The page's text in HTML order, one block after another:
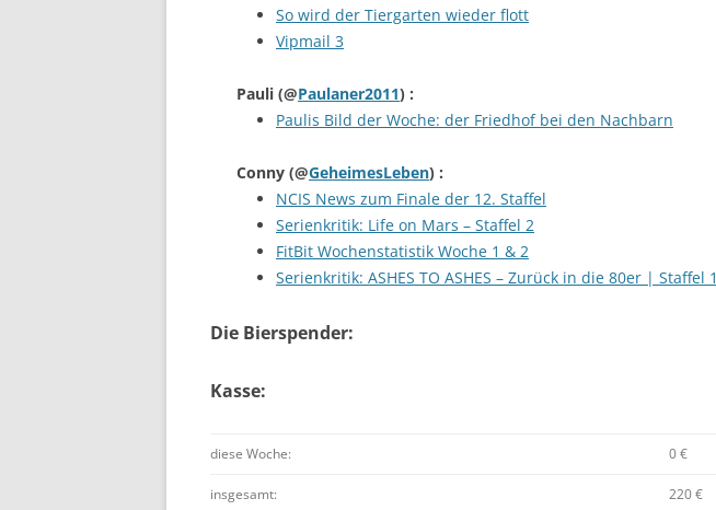
So wird der Tiergarten wieder flott
Vipmail 3
Pauli (@Paulaner2011) :
Paulis Bild der Woche: der Friedhof bei den Nachbarn
Conny (@GeheimesLeben) :
NCIS News zum Finale der 12. Staffel
Serienkritik: Life on Mars – Staffel 2
FitBit Wochenstatistik Woche 1 & 2
Serienkritik: ASHES TO ASHES – Zurück in die 80er | Staffel 1
Die Bierspender:
Kasse:
diese Woche: 0 €
insgesamt: 220 €